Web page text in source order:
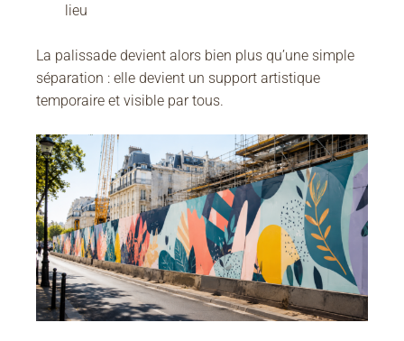
lieu
La palissade devient alors bien plus qu’une simple
séparation : elle devient un support artistique
temporaire et visible par tous.